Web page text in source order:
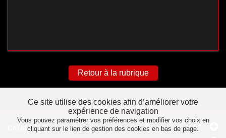
Retour à la rubrique
CATALOGUE
Ce site utilise des cookies afin d’améliorer votre
expérience de navigation
Vous pouvez paramétrer vos préférences et modifier vos choix en
cliquant sur le lien de gestion des cookies en bas de page.